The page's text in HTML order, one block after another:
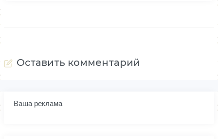
Оставить комментарий
Ваша реклама